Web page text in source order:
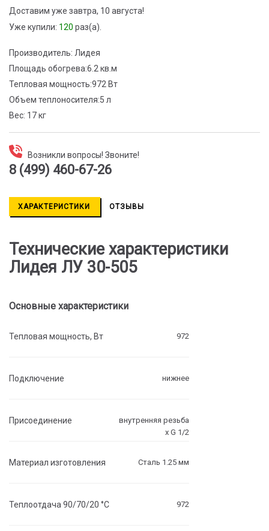
Доставим уже завтра, 10 августа!
Уже купили: 120 раз(a).
Производитель: Лидея
Площадь обогрева:6.2 кв.м
Тепловая мощность:972 Вт
Объем теплоносителя:5 л
Вес: 17 кг
Возникли вопросы! Звоните!
8 (499) 460-67-26
ХАРАКТЕРИСТИКИ ОТЗЫВЫ
Технические характеристики
Лидея ЛУ 30-505
Основные характеристики
Тепловая мощность, Вт 972
Подключение нижнее
Присоединение
внутренняя резьба
х G 1/2
Материал изготовления Сталь 1.25 мм
Теплоотдача 90/70/20 °C 972